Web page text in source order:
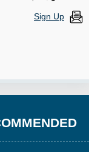
Sign Up